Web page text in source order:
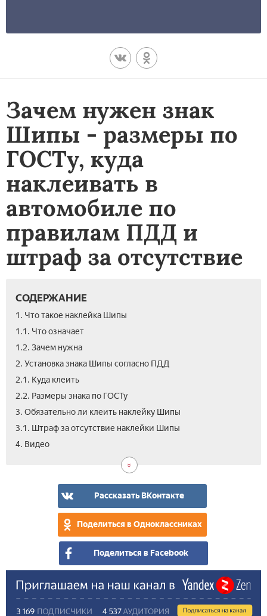
Зачем нужен знак
Шипы - размеры по
ГОСТу, куда
наклеивать в
автомобиле по
правилам ПДД и
штраф за отсутствие
СОДЕРЖАНИЕ
1. Что такое наклейка Шипы
1.1. Что означает
1.2. Зачем нужна
2. Установка знака Шипы согласно ПДД
2.1. Куда клеить
2.2. Размеры знака по ГОСТу
3. Обязательно ли клеить наклейку Шипы
3.1. Штраф за отсутствие наклейки Шипы
4. Видео
Рассказать ВКонтакте
Поделиться в Одноклассниках
Поделиться в Facebook